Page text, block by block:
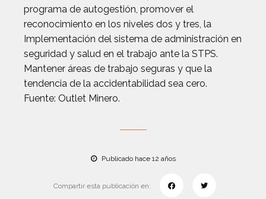
programa de autogestión, promover el
reconocimiento en los niveles dos y tres, la
Implementación del sistema de administración en
seguridad y salud en el trabajo ante la STPS.
Mantener áreas de trabajo seguras y que la
tendencia de la accidentabilidad sea cero.
Fuente: Outlet Minero.
Publicado hace 12 años
Compartir esta publicación en: